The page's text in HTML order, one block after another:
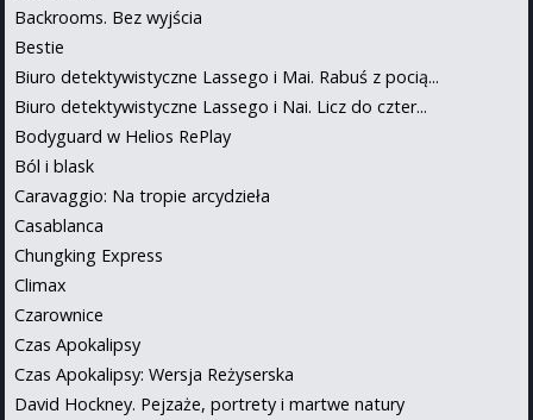
Backrooms. Bez wyjścia
Bestie
Biuro detektywistyczne Lassego i Mai. Rabuś z pocią...
Biuro detektywistyczne Lassego i Nai. Licz do czter...
Bodyguard w Helios RePlay
Ból i blask
Caravaggio: Na tropie arcydzieła
Casablanca
Chungking Express
Climax
Czarownice
Czas Apokalipsy
Czas Apokalipsy: Wersja Reżyserska
David Hockney. Pejzaże, portrety i martwe natury